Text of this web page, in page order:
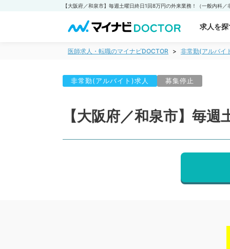
求人を探
医師求人・転職のマイナビDOCTOR 非常勤(アルバイ
非常勤(アルバイト)求人 募集停止
【大阪府／和泉市】毎